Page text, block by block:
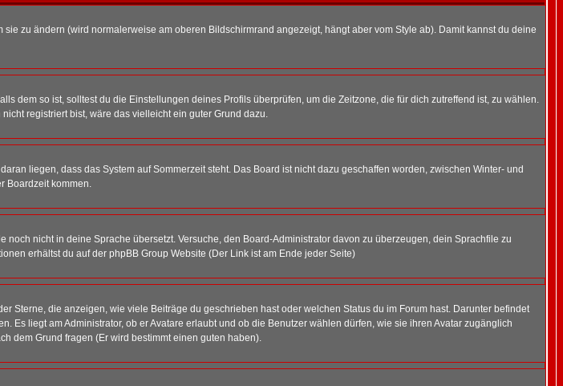
sie zu ändern (wird normalerweise am oberen Bildschirmrand angezeigt, hängt aber vom Style ab). Damit kannst du deine
dem so ist, solltest du die Einstellungen deines Profils überprüfen, um die Zeitzone, die für dich zutreffend ist, zu wählen.
registriert bist, wäre das vielleicht ein guter Grund dazu.
liegen, dass das System auf Sommerzeit steht. Das Board ist nicht dazu geschaffen worden, zwischen Winter- und
Boardzeit kommen.
nicht in deine Sprache übersetzt. Versuche, den Board-Administrator davon zu überzeugen, dein Sprachfile zu
erhältst du auf der phpBB Group Website (Der Link ist am Ende jeder Seite)
Sterne, die anzeigen, wie viele Beiträge du geschrieben hast oder welchen Status du im Forum hast. Darunter befindet
liegt am Administrator, ob er Avatare erlaubt und ob die Benutzer wählen dürfen, wie sie ihren Avatar zugänglich
dem Grund fragen (Er wird bestimmt einen guten haben).